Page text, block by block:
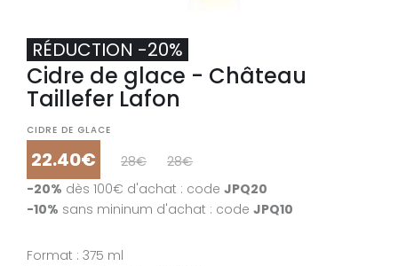
Cidre de glace - Château
Taillefer Lafon
CIDRE DE GLACE
22.40€ 28€
28€
-20% dès 100€ d'achat : code JPQ20
-10% sans mininum d'achat : code JPQ10
RÉDUCTION -20%
Format : 375 ml
Cidre de glace - Château Taillefer
Lafon x2
CIDRE DE GLACE
40.00€ 50€
54€
-10%
sans mininum d'achat : code
RÉDUCTION -26%